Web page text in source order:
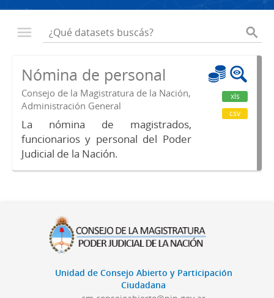
Nómina de personal
Consejo de la Magistratura de la Nación,
Administración General
La nómina de magistrados,
funcionarios y personal del Poder
Judicial de la Nación.
xls
csv
Unidad de Consejo Abierto y Participación
Ciudadana